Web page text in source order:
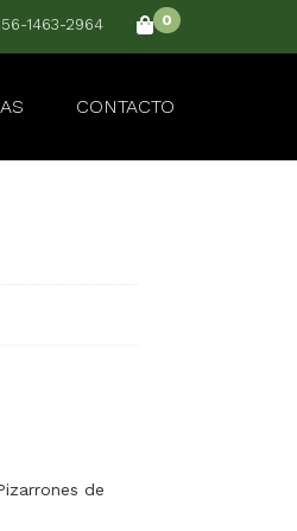
56-1463-2964 0
CONTACTO
de